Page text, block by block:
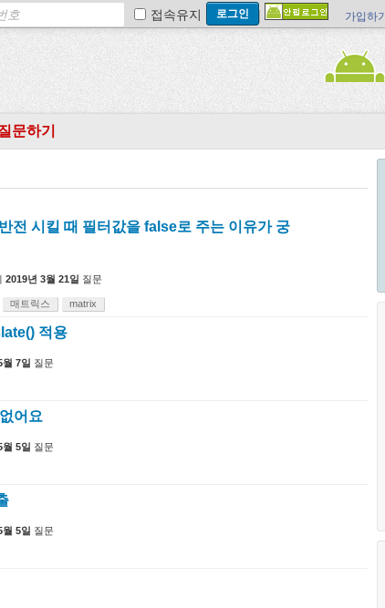
접속유지 가입하기
문하기
전 시킬 때 필터값을 false로 주는 이유가 궁
2019년 3월 21일 질문
매트릭스 matrix
적용
7일 질문
어요
5일 질문
5일 질문